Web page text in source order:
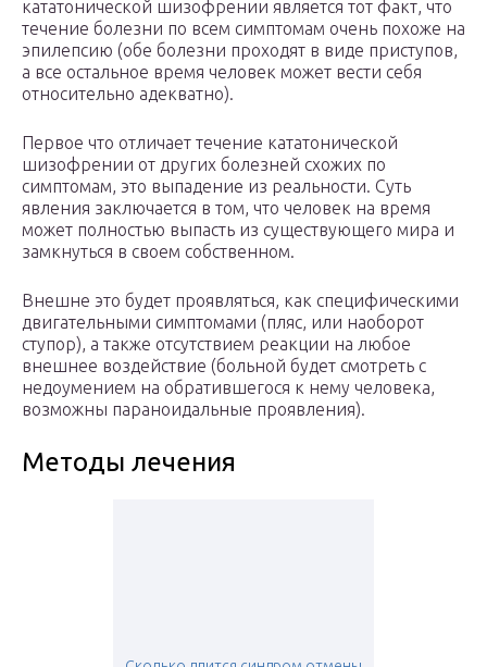
кататонической шизофрении является тот факт, что
течение болезни по всем симптомам очень похоже на
эпилепсию (обе болезни проходят в виде приступов,
а все остальное время человек может вести себя
относительно адекватно).
Первое что отличает течение кататонической
шизофрении от других болезней схожих по
симптомам, это выпадение из реальности. Суть
явления заключается в том, что человек на время
может полностью выпасть из существующего мира и
замкнуться в своем собственном.
Внешне это будет проявляться, как специфическими
двигательными симптомами (пляс, или наоборот
ступор), а также отсутствием реакции на любое
внешнее воздействие (больной будет смотреть с
недоумением на обратившегося к нему человека,
возможны параноидальные проявления).
Методы лечения